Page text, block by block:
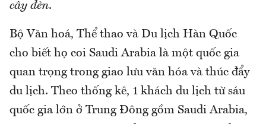
cây đèn.
Bộ Văn hoá, Thể thao và Du lịch Hàn Quốc
cho biết họ coi Saudi Arabia là một quốc gia
quan trọng trong giao lưu văn hóa và thúc đẩy
du lịch. Theo thống kê, 1 khách du lịch từ sáu
quốc gia lớn ở Trung Đông gồm Saudi Arabia,